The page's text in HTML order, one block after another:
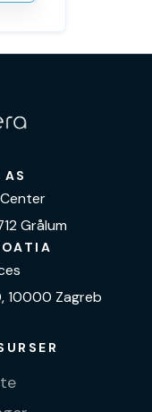
AS
Grålum
10000 Zagreb